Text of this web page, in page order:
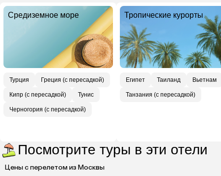
Средиземное море
Турция Греция (с пересадкой)
Кипр (с пересадкой) Тунис
Черногория (с пересадкой)
Тропические курорты
Египет Таиланд Вьетнам
Танзания (с пересадкой)
Посмотрите туры в эти отели
Цены с перелетом из Москвы